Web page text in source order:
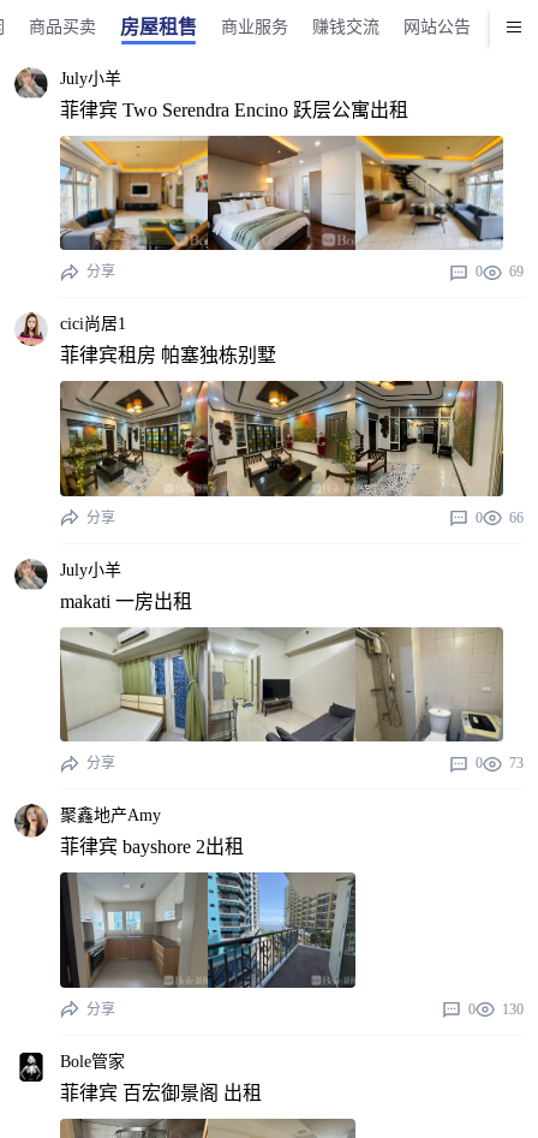
商品买卖 房屋租售 商业服务 赚钱交流 网站公告 版务
July小羊
菲律宾 Two Serendra Encino 跃层公寓出租
分享 0 69
cici尚居1
菲律宾租房 帕塞独栋别墅
分享 0 66
July小羊
makati 一房出租
分享 0 73
聚鑫地产Amy
菲律宾 bayshore 2出租
分享 0 130
Bole管家
菲律宾 百宏御景阁 出租